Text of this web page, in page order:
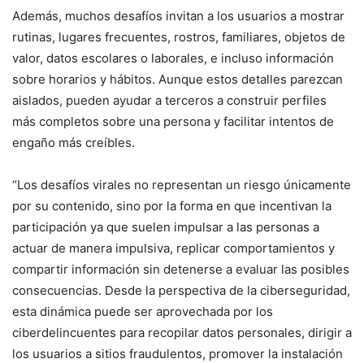
Además, muchos desafíos invitan a los usuarios a mostrar
rutinas, lugares frecuentes, rostros, familiares, objetos de
valor, datos escolares o laborales, e incluso información
sobre horarios y hábitos. Aunque estos detalles parezcan
aislados, pueden ayudar a terceros a construir perfiles
más completos sobre una persona y facilitar intentos de
engaño más creíbles.
“Los desafíos virales no representan un riesgo únicamente
por su contenido, sino por la forma en que incentivan la
participación ya que suelen impulsar a las personas a
actuar de manera impulsiva, replicar comportamientos y
compartir información sin detenerse a evaluar las posibles
consecuencias. Desde la perspectiva de la ciberseguridad,
esta dinámica puede ser aprovechada por los
ciberdelincuentes para recopilar datos personales, dirigir a
los usuarios a sitios fraudulentos, promover la instalación